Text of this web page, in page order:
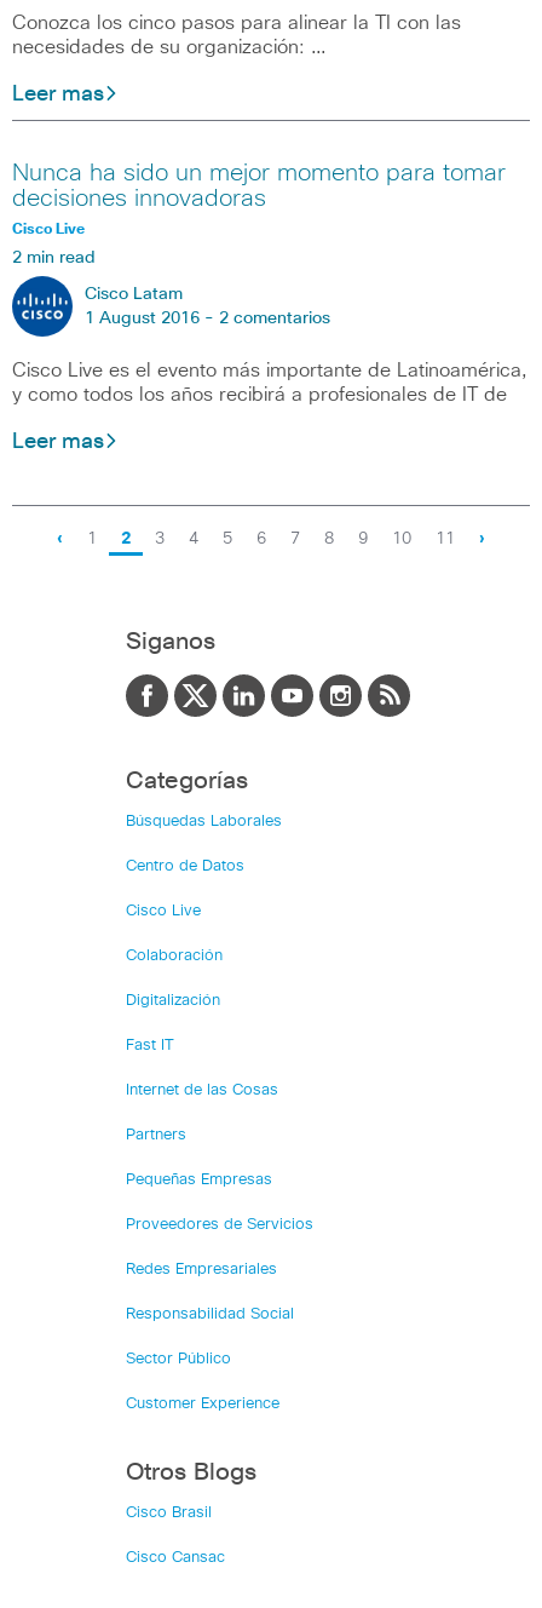
Conozca los cinco pasos para alinear la TI con las
necesidades de su organización: …
Leer mas
Nunca ha sido un mejor momento para tomar
decisiones innovadoras
Cisco Live
2 min read
Cisco Latam
1 August 2016 - 2 comentarios
Cisco Live es el evento más importante de Latinoamérica,
y como todos los años recibirá a profesionales de IT de
Leer mas
‹ 1 2 3 4 5 6 7 8 9 10 11 ›
Siganos
Categorías
Búsquedas Laborales
Centro de Datos
Cisco Live
Colaboración
Digitalización
Fast IT
Internet de las Cosas
Partners
Pequeñas Empresas
Proveedores de Servicios
Redes Empresariales
Responsabilidad Social
Sector Público
Customer Experience
Otros Blogs
Cisco Brasil
Cisco Cansac